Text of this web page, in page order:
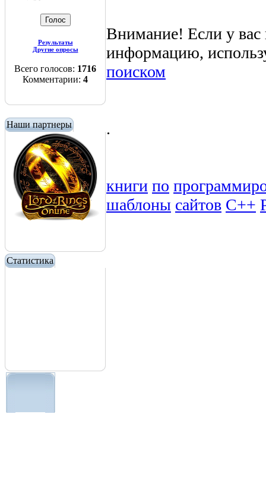
Результаты
Другие опросы
Всего голосов: 1716
Комментарии: 4
Наши партнеры
Статистика
Внимание! Если у
информацию,
поиском
.
книги по
шаблоны сайтов C++